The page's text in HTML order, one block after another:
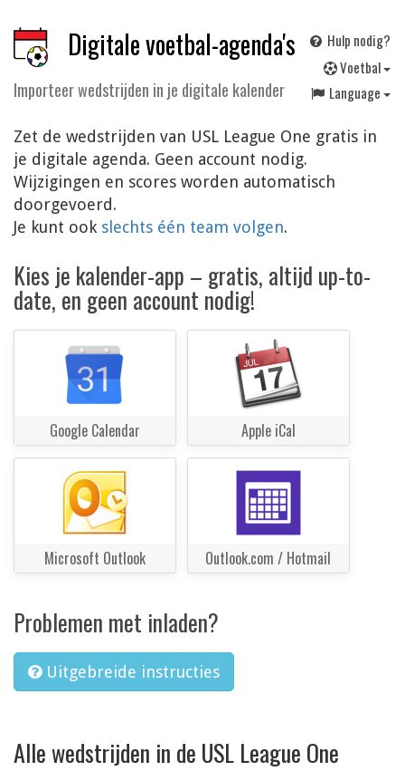
Digitale voetbal-agenda's
Importeer wedstrijden in je digitale kalender
Hulp nodig?
Voetbal
Language
Zet de wedstrijden van USL League One gratis in
je digitale agenda. Geen account nodig.
Wijzigingen en scores worden automatisch
doorgevoerd.
Je kunt ook slechts één team volgen.
Kies je kalender-app – gratis, altijd up-to-
date, en geen account nodig!
Google Calendar Apple iCal
Microsoft Outlook Outlook.com / Hotmail
Problemen met inladen?
Uitgebreide instructies
Alle wedstrijden in de USL League One